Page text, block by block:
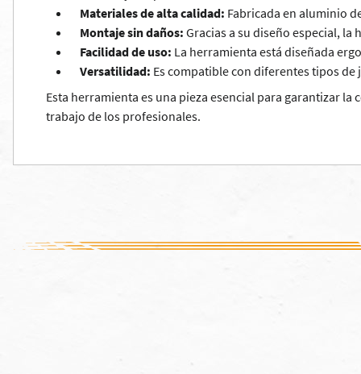
Materiales de alta calidad: Fabricada en aluminio
Montaje sin daños: Gracias a su diseño especial,
Facilidad de uso: La herramienta está diseñada
Versatilidad: Es compatible con diferentes tipos
Esta herramienta es una pieza esencial para garantizar
trabajo de los profesionales.